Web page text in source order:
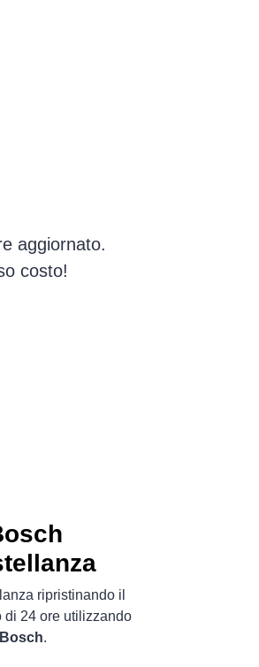
aggiornato.
costo!
ripristinando il
di 24 ore utilizzando
.